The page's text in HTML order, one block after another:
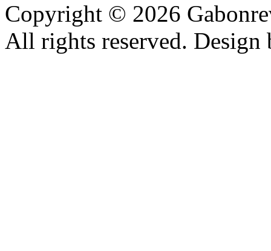
Copyright © 2026
All rights reserved.